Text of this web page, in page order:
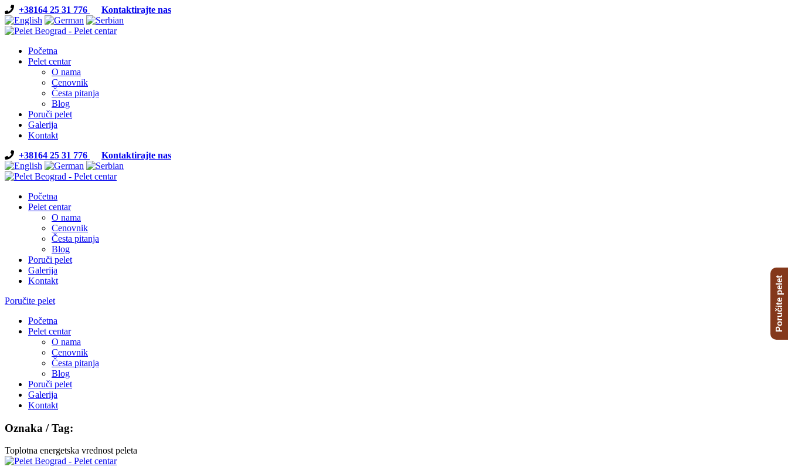
+38164 25 31 776 Kontaktirajte nas
Početna
Pelet centar
O nama
Cenovnik
Česta pitanja
Blog
Poruči pelet
Galerija
Kontakt
+38164 25 31 776
Kontaktirajte nas
Početna
Pelet centar
O nama
Cenovnik
Česta pitanja
Blog
Poruči pelet
Galerija
Kontakt
Poručite pelet
Početna
Pelet centar
O nama
Cenovnik
Česta pitanja
Blog
Poruči pelet
Galerija
Kontakt
Oznaka / Tag:
Toplotna energetska vrednost peleta
Poručite pelet